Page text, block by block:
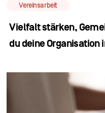
Vereinsarbeit
Vielfalt stärken,
du deine Organisation